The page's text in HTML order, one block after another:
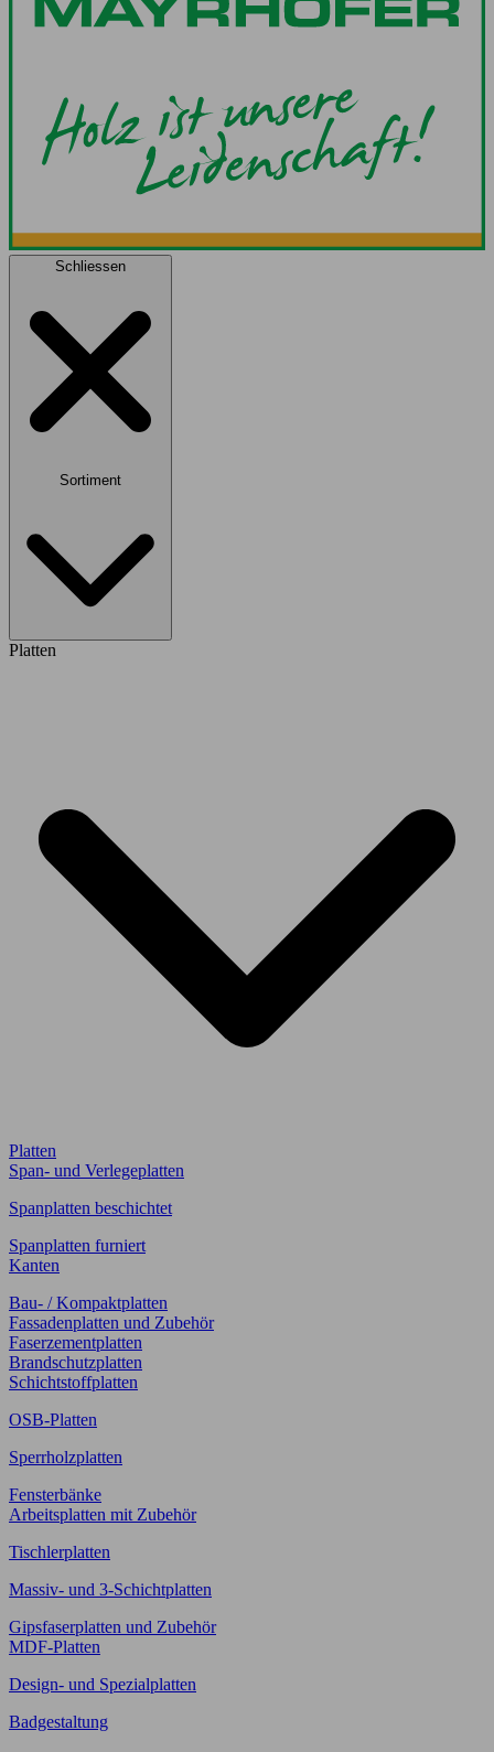
Schliessen
Sortiment
Platten
Platten
Span- und Verlegeplatten
Spanplatten beschichtet
Spanplatten furniert
Kanten
Bau- / Kompaktplatten
Fassadenplatten und Zubehör
Faserzementplatten
Brandschutzplatten
Schichtstoffplatten
OSB-Platten
Sperrholzplatten
Fensterbänke
Arbeitsplatten mit Zubehör
Tischlerplatten
Massiv- und 3-Schichtplatten
Gipsfaserplatten und Zubehör
MDF-Platten
Design- und Spezialplatten
Badgestaltung